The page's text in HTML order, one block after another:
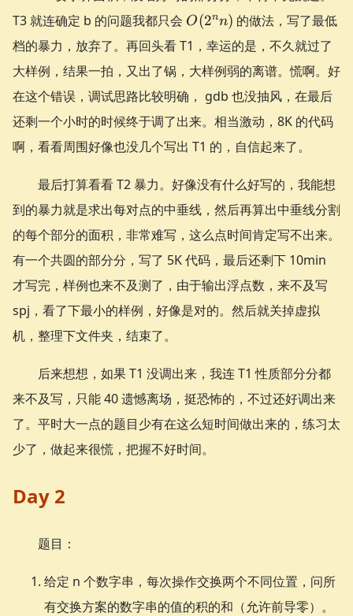
T3 就连确定 b 的问题我都只会 O(2^nn)
O(2nn) 的做法，写了最低
档的暴力，放弃了。再回头看 T1，幸运的是，不久就过了
大样例，结果一拍，又出了锅，大样例弱的离谱。慌啊。好
在这个错误，调试思路比较明确， gdb 也没抽风，在最后
还剩一个小时的时候终于调了出来。相当激动，8K 的代码
啊，看看周围好像也没几个写出 T1 的，自信起来了。
最后打算看看 T2 暴力。好像没有什么好写的，我能想
到的暴力就是求出每对点的中垂线，然后再算出中垂线分割
的每个部分的面积，非常难写，这么点时间肯定写不出来。
有一个共圆的部分分，写了 5K 代码，最后还剩下 10min
才写完，样例也来不及测了，由于输出浮点数，来不及写
spj，看了下最小的样例，好像是对的。然后就关掉虚拟
机，整理下文件夹，结束了。
后来想想，如果 T1 没调出来，我连 T1 性质部分分都
来不及写，只能 40 遗憾离场，挺恐怖的，不过还好调出来
了。平时大一点的题目少有在这么短时间做出来的，练习太
少了，做起来很慌，把握不好时间。
Day 2
题目：
给定 n 个数字串，每次操作交换两个不同位置，问所
有交换方案的数字串的值的积的和（允许前导零）。